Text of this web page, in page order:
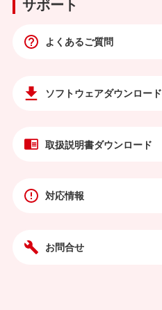
よくあるご質問
ソフトウェアダウンロード
取扱説明書ダウンロード
対応情報
お問合せ